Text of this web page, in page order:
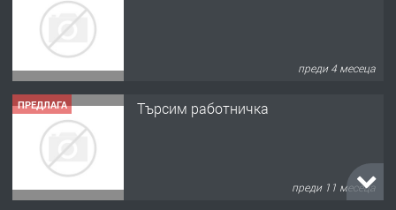
преди 4 месеца
ПРЕДЛАГА Търсим работничка
преди 11 месеца